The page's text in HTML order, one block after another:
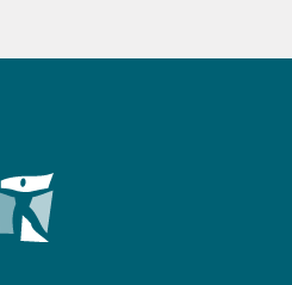
Angebote